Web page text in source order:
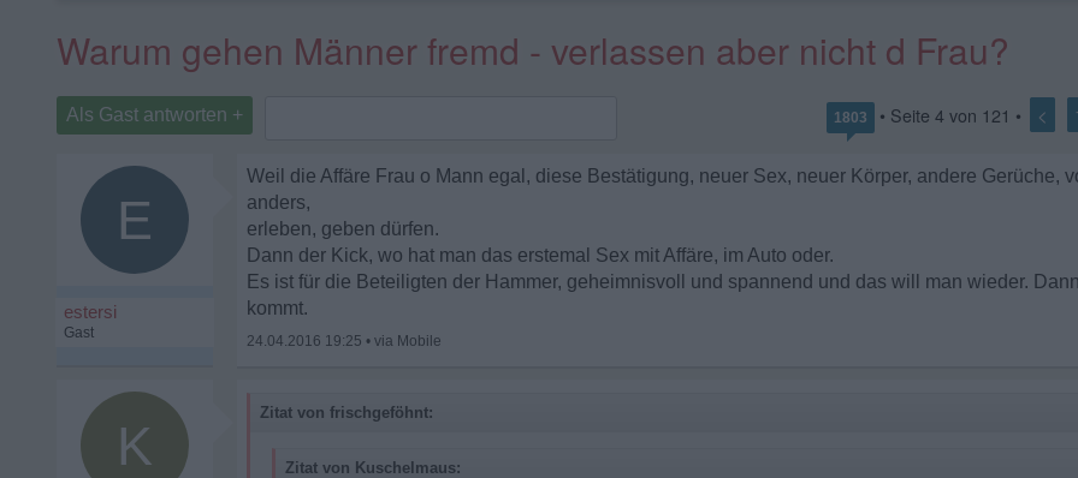
Warum gehen Männer fremd - verlassen aber nicht d Frau?
Als Gast antworten + 1803 • Seite 4 von 121 • <
E
estersi
Gast
Weil die Affäre Frau o Mann egal, diese Bestätigung, neuer Sex, neuer Körper, andere Gerüche,
anders,
erleben, geben dürfen.
Dann der Kick, wo hat man das erstemal Sex mit Affäre, im Auto oder.
Es ist für die Beteiligten der Hammer, geheimnisvoll und spannend und das will man wieder.
kommt.
24.04.2016 19:25 •
K
Zitat von frischgeföhnt:
Zitat von Kuschelmaus: